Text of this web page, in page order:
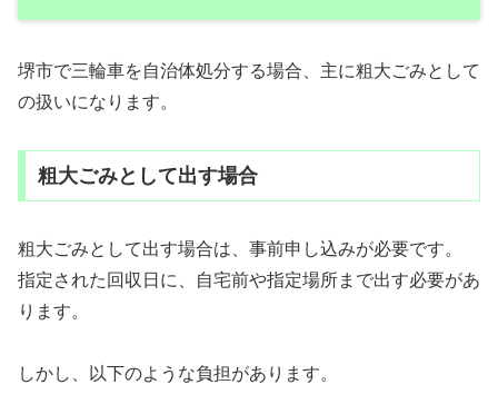
堺市で三輪車を自治体処分する場合、主に粗大ごみとして
の扱いになります。
粗大ごみとして出す場合
粗大ごみとして出す場合は、事前申し込みが必要です。
指定された回収日に、自宅前や指定場所まで出す必要があ
ります。
しかし、以下のような負担があります。